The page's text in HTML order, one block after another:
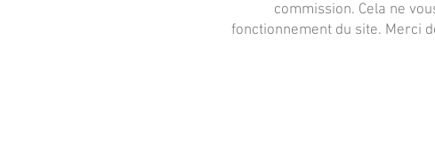
commission. Cela ne
fonctionnement du site. Merci